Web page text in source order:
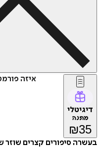
איזה
דיגיטלי
מתנה
₪35
בעשרה סיפורים קצרים שוזר